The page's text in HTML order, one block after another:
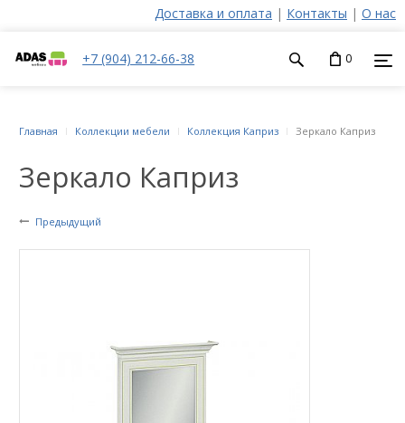
Доставка и оплата | Контакты | О нас
+7 (904) 212-66-38 0
Зеркало Каприз
Предыдущий
Главная Коллекции мебели Коллекция Каприз Зеркало Каприз